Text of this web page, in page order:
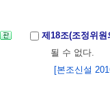
제18조(조정위
될 수 없다.
[본조신설